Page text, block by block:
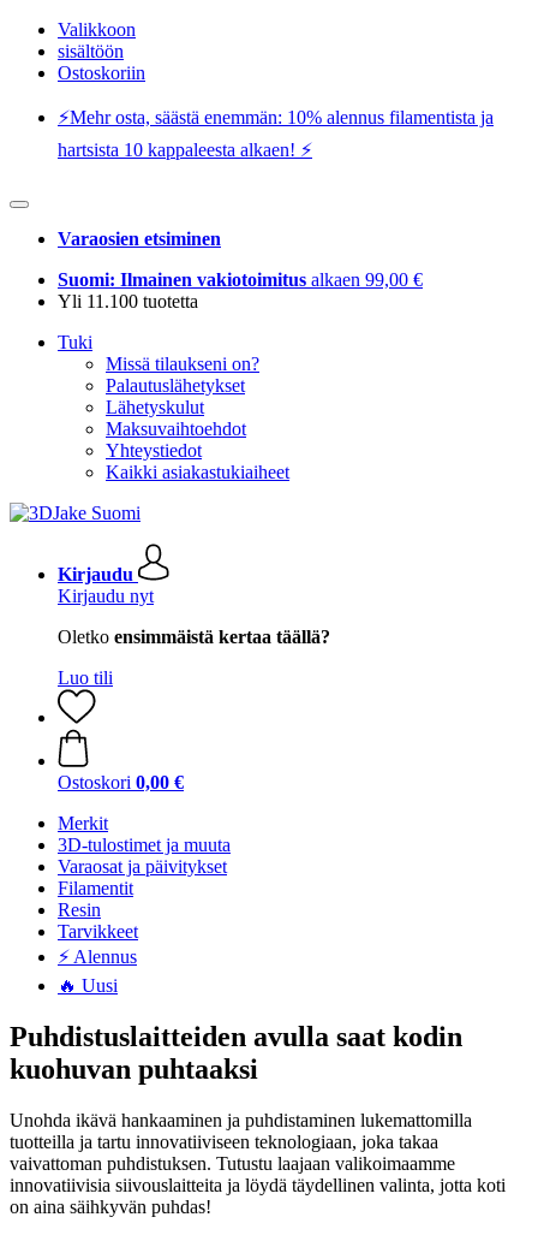
Valikkoon
sisältöön
Ostoskoriin
⚡️Mehr osta, säästä enemmän: 10% alennus filamentista ja
hartsista 10 kappaleesta alkaen! ⚡️
Varaosien etsiminen
Suomi: Ilmainen vakiotoimitus alkaen 99,00 €
Yli 11.100 tuotetta
Tuki
Missä tilaukseni on?
Palautuslähetykset
Lähetyskulut
Maksuvaihtoehdot
Yhteystiedot
Kaikki asiakastukiaiheet
Kirjaudu
Kirjaudu nyt
Oletko ensimmäistä kertaa täällä?
Luo tili
Ostoskori 0,00 €
Merkit
3D-tulostimet ja muuta
Varaosat ja päivitykset
Filamentit
Resin
Tarvikkeet
⚡ Alennus
🔥 Uusi
Puhdistuslaitteiden avulla saat kodin
kuohuvan puhtaaksi
Unohda ikävä hankaaminen ja puhdistaminen lukemattomilla
tuotteilla ja tartu innovatiiviseen teknologiaan, joka takaa
vaivattoman puhdistuksen. Tutustu laajaan valikoimaamme
innovatiivisia siivouslaitteita ja löydä täydellinen valinta, jotta koti
on aina säihkyvän puhdas!